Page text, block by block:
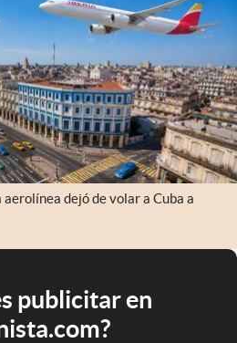
dejó de volar a Cuba a
publicitar en